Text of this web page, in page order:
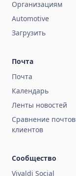
Организациям
Automotive
Загрузить
Почта
Почта
Календарь
Ленты новостей
Сравнение
клиентов
Сообщество
Vivaldi Social